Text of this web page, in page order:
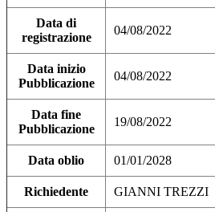
Data di
registrazione
04/08/2022
Data inizio
Pubblicazione
04/08/2022
Data fine
Pubblicazione
19/08/2022
Data oblio 01/01/2028
Richiedente GIANNI TREZZI